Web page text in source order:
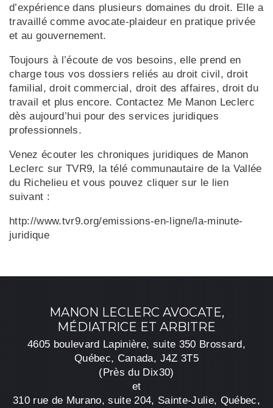
d’expérience dans plusieurs domaines du droit. Elle a
travaillé comme avocate-plaideur en pratique privée
et au gouvernement.
Toujours à l’écoute de vos besoins, elle prend en
charge tous vos dossiers reliés au droit civil, droit
familial, droit commercial, droit des affaires, droit du
travail et plus encore. Contactez Me Manon Leclerc
dès aujourd’hui pour des services juridiques
professionnels.
Venez écouter les chroniques juridiques de Manon
Leclerc sur TVR9, la télé communautaire de la Vallée
du Richelieu et vous pouvez cliquer sur le lien
suivant :
http://www.tvr9.org/emissions-en-ligne/la-minute-
juridique
MANON LECLERC AVOCATE,
MÉDIATRICE ET ARBITRE
4605 boulevard Lapinière, suite 350 Brossard,
Québec, Canada, J4Z 3T5
(Près du Dix30)
et
310 rue de Murano, suite 204, Sainte-Julie, Québec,